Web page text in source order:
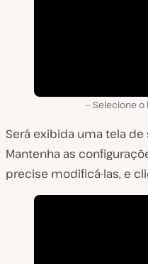
Selecione o
Será exibida uma tela
Mantenha as
precise modificá-las, e